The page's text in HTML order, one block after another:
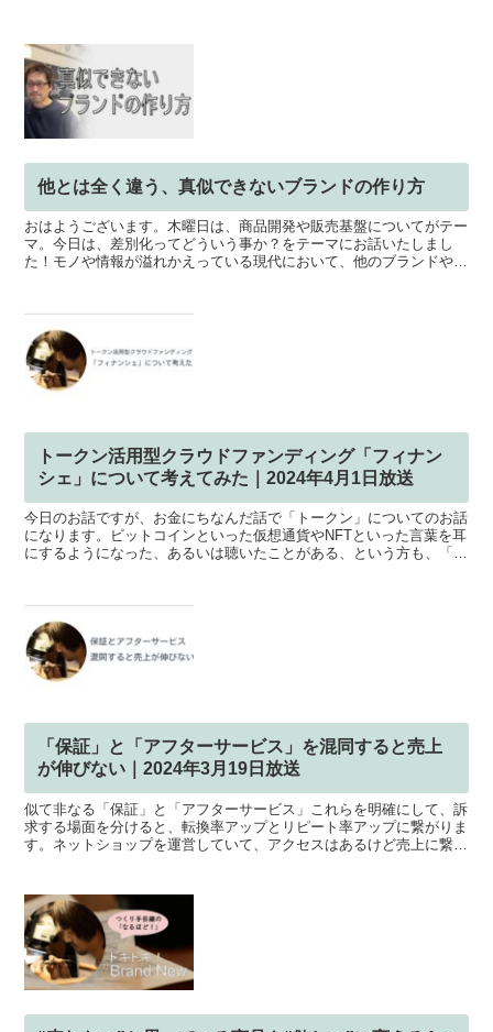
他とは全く違う、真似できないブランドの作り方
おはようございます。木曜日は、商品開発や販売基盤についてがテー
マ。今日は、差別化ってどういう事か？をテーマにお話いたしまし
た！モノや情報が溢れかえっている現代において、他のブランドや作
トークン活用型クラウドファンディング「フィナン
シェ」について考えてみた｜2024年4月1日放送
今日のお話ですが、お金にちなんだ話で「トークン」についてのお話
になります。ビットコインといった仮想通貨やNFTといった言葉を耳
にするようになった、あるいは聴いたことがある、という方も、「ト
「保証」と「アフターサービス」を混同すると売上
が伸びない｜2024年3月19日放送
似て非なる「保証」と「アフターサービス」これらを明確にして、訴
求する場面を分けると、転換率アップとリピート率アップに繋がりま
す。ネットショップを運営していて、アクセスはあるけど売上に繋が